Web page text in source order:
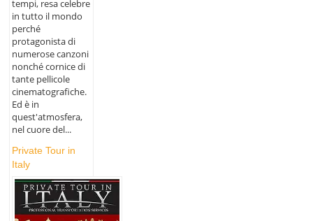
tempi, resa celebre
in tutto il mondo
perché
protagonista di
numerose canzoni
nonché cornice di
tante pellicole
cinematografiche.
Ed è in
quest'atmosfera,
nel cuore del...
Private Tour in
Italy